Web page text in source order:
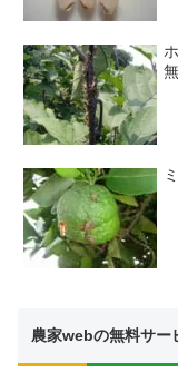
農家webの無料サー